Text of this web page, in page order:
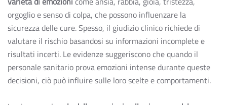
orgoglio e senso di colpa, che possono influenzare la
sicurezza delle cure. Spesso, il giudizio clinico richiede di
valutare il rischio basandosi su informazioni incomplete e
risultati incerti. Le evidenze suggeriscono che quando il
personale sanitario prova emozioni intense durante queste
decisioni, ciò può influire sulle loro scelte e comportamenti.